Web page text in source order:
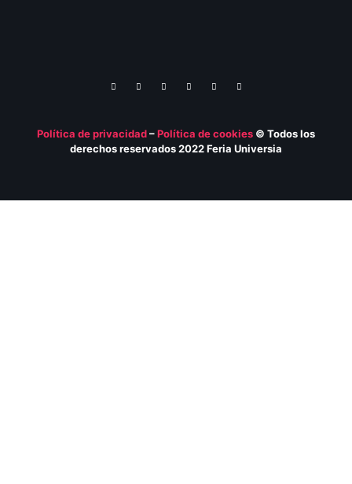
Política de privacidad–Política decookies © Todos los
derechos reservados 2022 Feria Universia